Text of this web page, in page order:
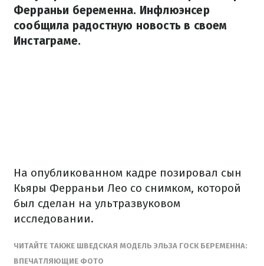
Ферраньи беременна. Инфлюэнсер
сообщила радостную новость в своем
Инстаграме.
На опубликованном кадре позировал сын
Кьяры Ферраньи Лео со снимком, которой
был сделан на ультразвуковом
исследовании.
ЧИТАЙТЕ ТАКЖЕ ШВЕДСКАЯ МОДЕЛЬ ЭЛЬЗА ГОСК БЕРЕМЕННА:
ВПЕЧАТЛЯЮЩИЕ ФОТО